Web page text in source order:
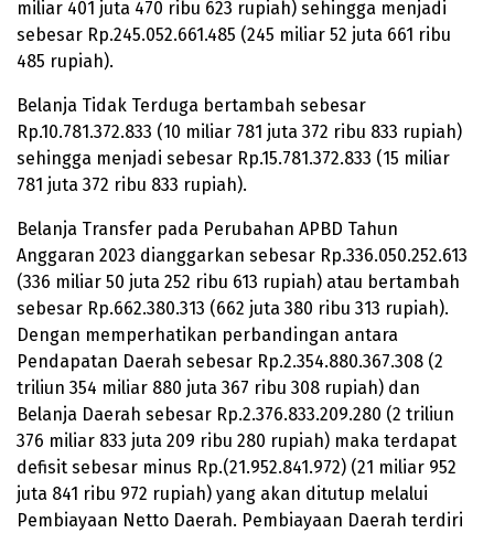
miliar 401 juta 470 ribu 623 rupiah) sehingga menjadi
sebesar Rp.245.052.661.485 (245 miliar 52 juta 661 ribu
485 rupiah).
Belanja Tidak Terduga bertambah sebesar
Rp.10.781.372.833 (10 miliar 781 juta 372 ribu 833 rupiah)
sehingga menjadi sebesar Rp.15.781.372.833 (15 miliar
781 juta 372 ribu 833 rupiah).
Belanja Transfer pada Perubahan APBD Tahun
Anggaran 2023 dianggarkan sebesar Rp.336.050.252.613
(336 miliar 50 juta 252 ribu 613 rupiah) atau bertambah
sebesar Rp.662.380.313 (662 juta 380 ribu 313 rupiah).
Dengan memperhatikan perbandingan antara
Pendapatan Daerah sebesar Rp.2.354.880.367.308 (2
triliun 354 miliar 880 juta 367 ribu 308 rupiah) dan
Belanja Daerah sebesar Rp.2.376.833.209.280 (2 triliun
376 miliar 833 juta 209 ribu 280 rupiah) maka terdapat
defisit sebesar minus Rp.(21.952.841.972) (21 miliar 952
juta 841 ribu 972 rupiah) yang akan ditutup melalui
Pembiayaan Netto Daerah. Pembiayaan Daerah terdiri